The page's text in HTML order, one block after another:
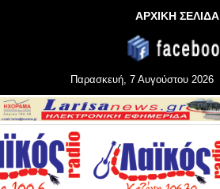
ΑΡΧΙΚΗ ΣΕΛΙΔΑ
Παρασκευή, 7 Αυγούστου 2026